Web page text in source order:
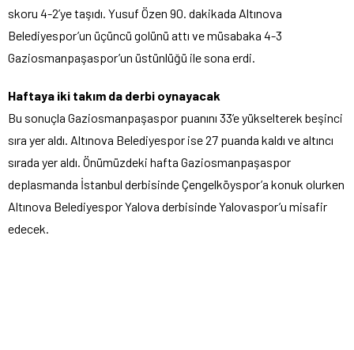
skoru 4-2’ye taşıdı. Yusuf Özen 90. dakikada Altınova
Belediyespor’un üçüncü golünü attı ve müsabaka 4-3
Gaziosmanpaşaspor’un üstünlüğü ile sona erdi.
Haftaya iki takım da derbi oynayacak
Bu sonuçla Gaziosmanpaşaspor puanını 33’e yükselterek beşinci
sıra yer aldı. Altınova Belediyespor ise 27 puanda kaldı ve altıncı
sırada yer aldı. Önümüzdeki hafta Gaziosmanpaşaspor
deplasmanda İstanbul derbisinde Çengelköyspor’a konuk olurken
Altınova Belediyespor Yalova derbisinde Yalovaspor’u misafir
edecek.